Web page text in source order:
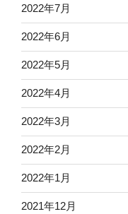
2022年7月
2022年6月
2022年5月
2022年4月
2022年3月
2022年2月
2022年1月
2021年12月